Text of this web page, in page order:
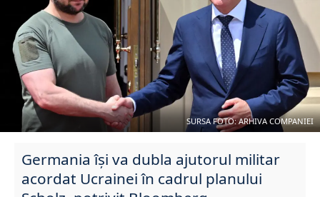
SURSA FOTO: ARHIVA COMPANIEI
Germania își va dubla ajutorul militar
acordat Ucrainei în cadrul planului